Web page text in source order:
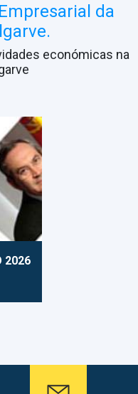
da
económicas na
2026